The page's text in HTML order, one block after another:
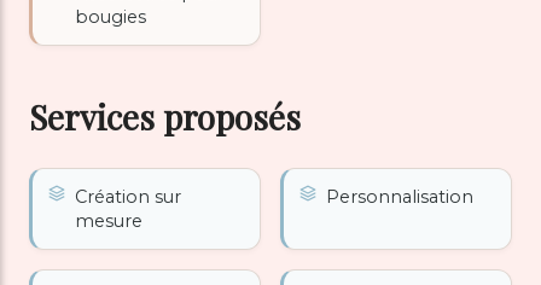
bougies
Services proposés
Création sur
mesure
Personnalisation